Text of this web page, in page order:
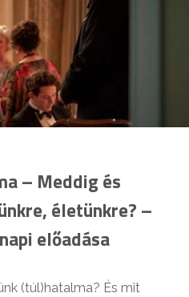
– Meddig és
életünkre? –
előadása
(túl)hatalma? És mit